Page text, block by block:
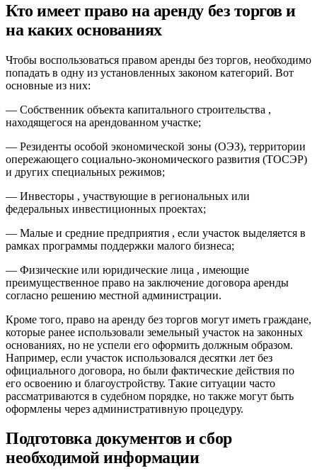
Кто имеет право на аренду без торгов и
на каких основаниях
Чтобы воспользоваться правом аренды без торгов, необходимо
попадать в одну из установленных законом категорий. Вот
основные из них:
— Собственник объекта капитального строительства ,
находящегося на арендованном участке;
— Резиденты особой экономической зоны (ОЭЗ), территории
опережающего социально-экономического развития (ТОСЭР)
и других специальных режимов;
— Инвесторы , участвующие в региональных или
федеральных инвестиционных проектах;
— Малые и средние предприятия , если участок выделяется в
рамках программы поддержки малого бизнеса;
— Физические или юридические лица , имеющие
преимущественное право на заключение договора аренды
согласно решению местной администрации.
Кроме того, право на аренду без торгов могут иметь граждане,
которые ранее использовали земельный участок на законных
основаниях, но не успели его оформить должным образом.
Например, если участок использовался десятки лет без
официального договора, но были фактические действия по
его освоению и благоустройству. Такие ситуации часто
рассматриваются в судебном порядке, но также могут быть
оформлены через административную процедуру.
Подготовка документов и сбор
необходимой информации